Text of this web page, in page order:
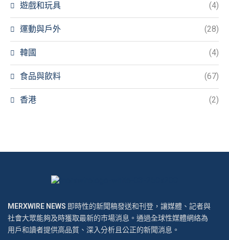
遊戲和玩具 (4)
運動與戶外 (28)
韓國 (4)
食品與飲料 (67)
香港 (2)
MERXWIRE NEWS 即時性的新聞稿發送和刊登，讓媒體、記者與
社會大眾能夠及時獲取最新的市場消息。通過全球性媒體網絡為
用戶和讀者提供高品質、深入分析且公正的新聞消息。